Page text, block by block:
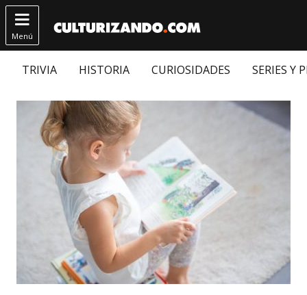

Menú
TRIVIA HISTORIA CURIOSIDADES SERIES Y